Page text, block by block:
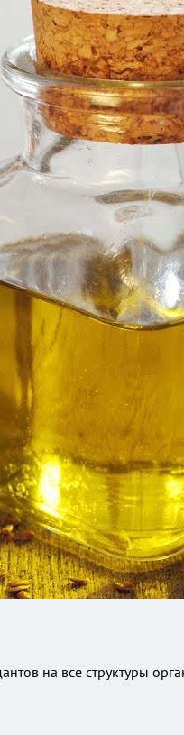
на все структуры